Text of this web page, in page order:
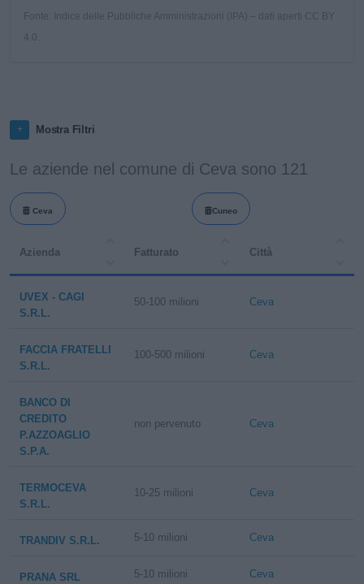
Fonte: Indice delle Pubbliche Amministrazioni (IPA) – dati aperti CC BY
Mostra Filtri
Le aziende nel comune di Ceva sono 121
Ceva Cuneo
Azienda Fatturato Città
UVEX - CAGI
S.R.L.
50-100 milioni Ceva
FACCIA FRATELLI
S.R.L.
100-500 milioni Ceva
BANCO DI
CREDITO
P.AZZOAGLIO
S.P.A.
non pervenuto Ceva
TERMOCEVA
S.R.L.
10-25 milioni Ceva
TRANDIV S.R.L. 5-10 milioni Ceva
PRANA SRL 5-10 milioni Ceva